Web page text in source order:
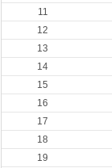
11
12
13
14
15
16
17
18
19